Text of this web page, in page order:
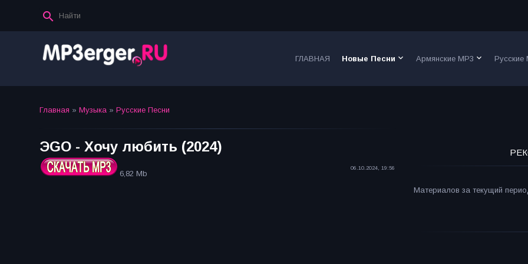
ГЛАВНАЯ Новые Песни keyboard_arrow_down Армянские MP3 keyboard_arrow_down Русские
Главная » Музыка » Русские Песни
ЭGO - Хочу любить (2024)
6,82 Mb
06.10.2024, 19:56
Материалов за текущий